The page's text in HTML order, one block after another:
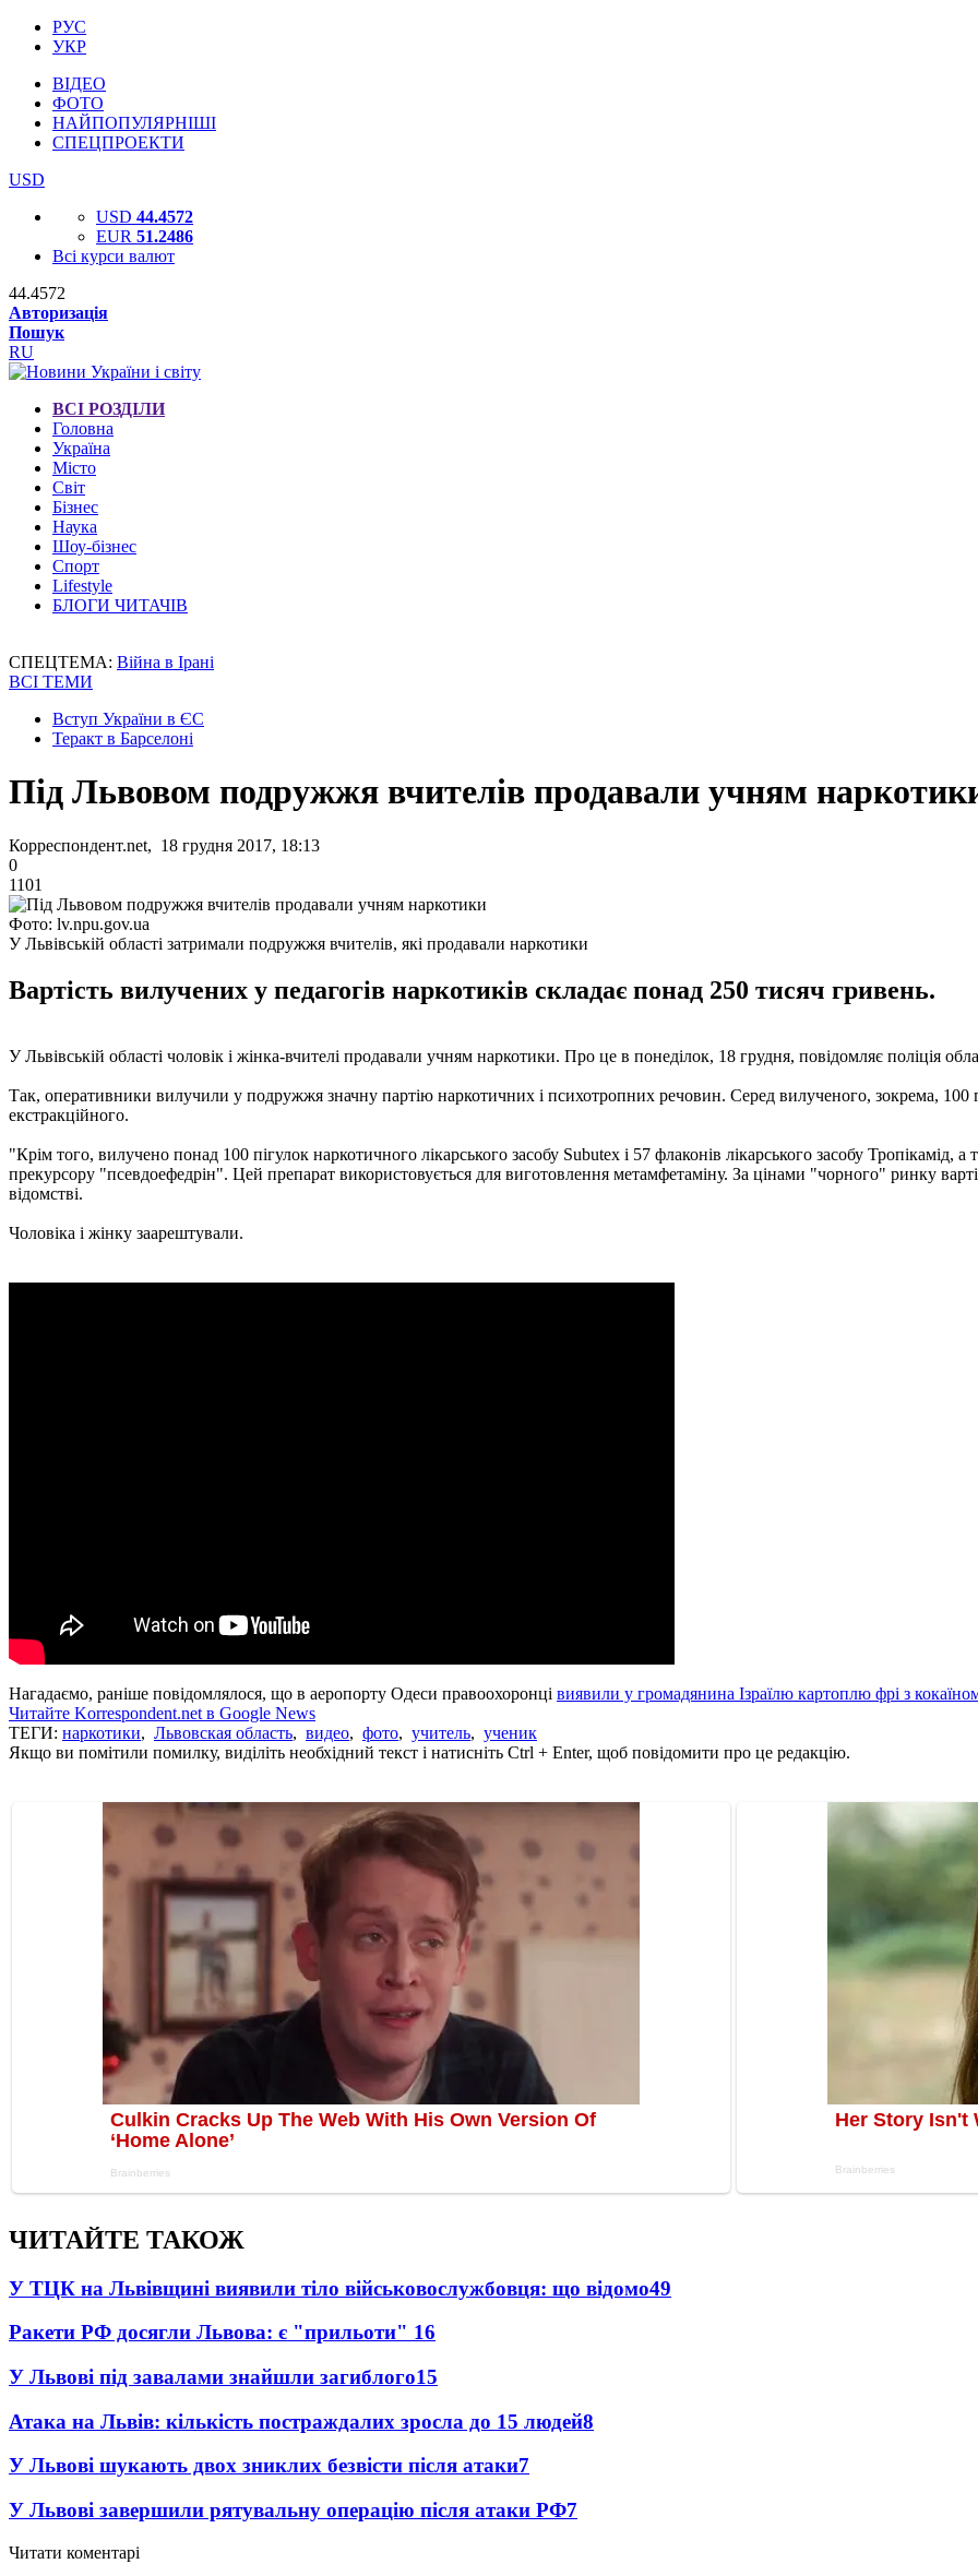
РУС
УКР
ВІДЕО
ФОТО
НАЙПОПУЛЯРНІШІ
СПЕЦПРОЕКТИ
USD
USD 44.4572
EUR 51.2486
Всі курси валют
44.4572
Авторизація
Пошук
RU
ВСІ РОЗДІЛИ
Головна
Україна
Місто
Світ
Бізнес
Наука
Шоу-бізнес
Спорт
Lifestyle
БЛОГИ ЧИТАЧІВ
СПЕЦТЕМА: Війна в Ірані
ВСІ ТЕМИ
Вступ України в ЄС
Теракт в Барселоні
Під Львовом подружжя вчителів продавали учням
Корреспондент.net, 18 грудня 2017, 18:13
0
1101
Фото: lv.npu.gov.ua
У Львівській області затримали подружжя вчителів, які продавали наркотики
Вартість вилучених у педагогів наркотиків складає понад 250 тисяч гривень.
У Львівській області чоловік і жінка-вчителі продавали учням наркотики. Про це в понеділок, 18 грудня, повідомляє поліція
Так, оперативники вилучили у подружжя значну партію наркотичних і психотропних речовин. Серед вилученого, зокрема, 100
екстракційного.
"Крім того, вилучено понад 100 пігулок наркотичного лікарського засобу Subutex і 57 флаконів лікарського засобу Тропікамід, а
прекурсору "псевдоефедрін". Цей препарат використовується для виготовлення метамфетаміну. ​​За цінами "чорного" ринку
відомстві.
Чоловіка і жінку заарештували.
Нагадаємо, раніше повідомлялося, що в аеропорту Одеси правоохоронці виявили у громадянина Ізраїлю картоплю фрі з
Читайте Korrespondent.net в Google News
ТЕГИ: наркотики, Львовская область, видео, фото, учитель, ученик
Якщо ви помітили помилку, виділіть необхідний текст і натисніть Ctrl + Enter, щоб повідомити про це редакцію.
ЧИТАЙТЕ ТАКОЖ
У ТЦК на Львівщині виявили тіло військовослужбовця: що відомо49
Ракети РФ досягли Львова: є "прильоти" 16
У Львові під завалами знайшли загиблого15
Атака на Львів: кількість постраждалих зросла до 15 людей8
У Львові шукають двох зниклих безвісти після атаки7
У Львові завершили рятувальну операцію після атаки РФ7
Читати коментарі